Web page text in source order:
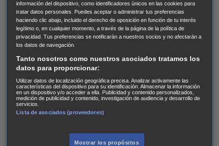
NCIS: Nueva Orleans Pandora En fuera de juego
The Shield: Al margen de la ley Duplicated Preacher
The Killing Kind Intersecciones DOC Bite Club
Chicago Fire
de personas desaparecidas Mad Dogs La Sustituta
Ladrón de guante blanco
AXN Masters of Sex Three PinesAccused CarterAlice
Nevers Crossing Lines Einstein Sobrenatural Cómo
defender a un asesino
Reckoning: Ajuste de Cuentas
información del dispositivo, como identificadores únicos en las cookies para
tratar datos personales. Puedes aceptar o administrar tus preferencias
haciendo clic abajo, incluido el derecho de oposición en función de tu interés
legítimo o, en cualquier momento, a través de la página de la política de
privacidad. Tus preferencias se notificarán a nuestros socios y no afectarán a
los datos de navegación.
Tanto nosotros como nuestros asociados tratamos los
datos para proporcionar:
Utilizar datos de localización geográfica precisa. Analizar activamente las
características del dispositivo para su identificación. Almacenar la información
en un dispositivo y/o acceder a ella. Publicidad y contenido personalizados,
medición de publicidad y contenido, investigación de audiencia y desarrollo de
servicios.
Lista de asociados (proveedores)
Mostrar los propósitos